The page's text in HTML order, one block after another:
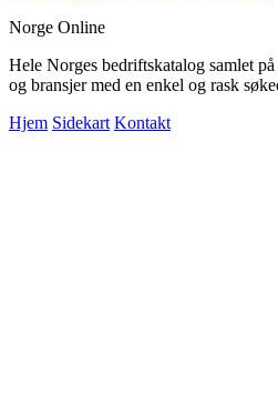
Norge Online
Hele Norges bedriftskatalog samlet
og bransjer med en enkel og rask
Hjem Sidekart Kontakt